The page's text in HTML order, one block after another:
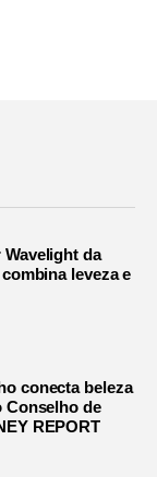
Wavelight da
leveza e
conecta beleza
Conselho de
REPORT